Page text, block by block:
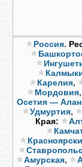
Россия.
Карелия,
Мордовия,
Осетия —
Удмуртия,
Края:
Амурская,